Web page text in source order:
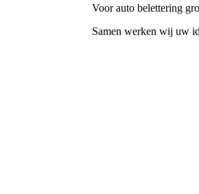
Voor auto belettering
Samen werken wij uw